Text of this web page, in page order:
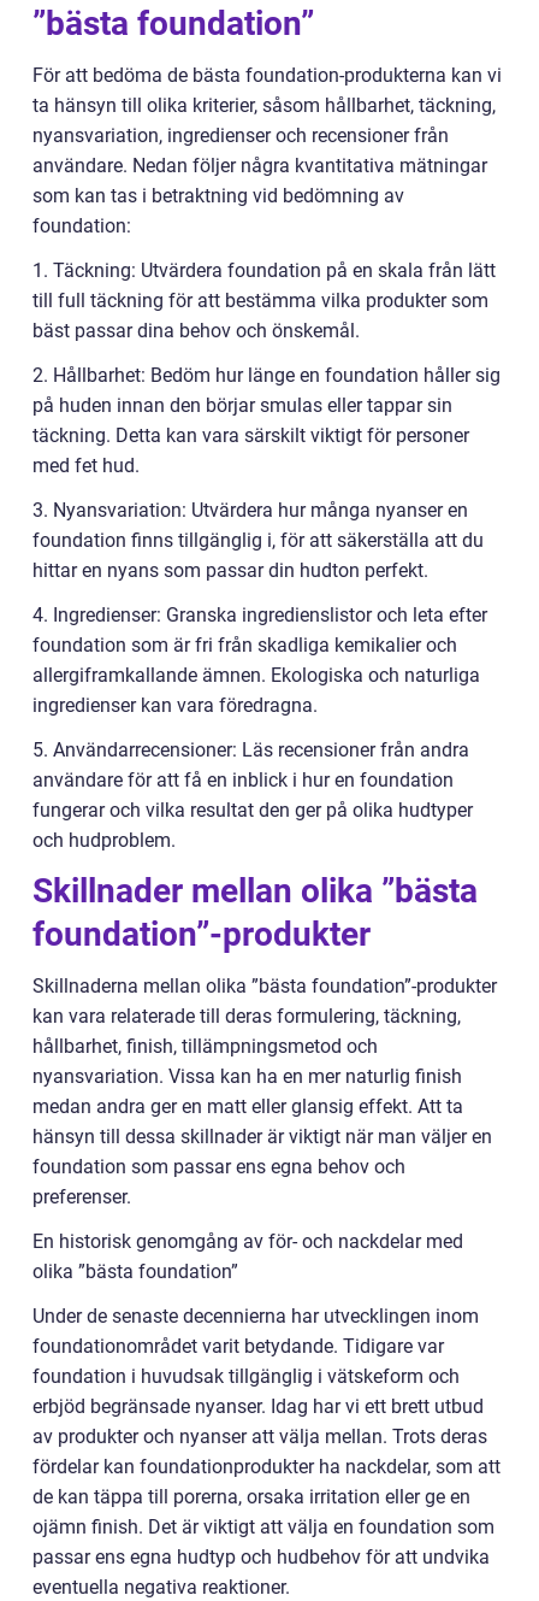
”bästa foundation”
För att bedöma de bästa foundation-produkterna kan vi
ta hänsyn till olika kriterier, såsom hållbarhet, täckning,
nyansvariation, ingredienser och recensioner från
användare. Nedan följer några kvantitativa mätningar
som kan tas i betraktning vid bedömning av
foundation:
1. Täckning: Utvärdera foundation på en skala från lätt
till full täckning för att bestämma vilka produkter som
bäst passar dina behov och önskemål.
2. Hållbarhet: Bedöm hur länge en foundation håller sig
på huden innan den börjar smulas eller tappar sin
täckning. Detta kan vara särskilt viktigt för personer
med fet hud.
3. Nyansvariation: Utvärdera hur många nyanser en
foundation finns tillgänglig i, för att säkerställa att du
hittar en nyans som passar din hudton perfekt.
4. Ingredienser: Granska ingredienslistor och leta efter
foundation som är fri från skadliga kemikalier och
allergiframkallande ämnen. Ekologiska och naturliga
ingredienser kan vara föredragna.
5. Användarrecensioner: Läs recensioner från andra
användare för att få en inblick i hur en foundation
fungerar och vilka resultat den ger på olika hudtyper
och hudproblem.
Skillnader mellan olika ”bästa
foundation”-produkter
Skillnaderna mellan olika ”bästa foundation”-produkter
kan vara relaterade till deras formulering, täckning,
hållbarhet, finish, tillämpningsmetod och
nyansvariation. Vissa kan ha en mer naturlig finish
medan andra ger en matt eller glansig effekt. Att ta
hänsyn till dessa skillnader är viktigt när man väljer en
foundation som passar ens egna behov och
preferenser.
En historisk genomgång av för- och nackdelar med
olika ”bästa foundation”
Under de senaste decennierna har utvecklingen inom
foundationområdet varit betydande. Tidigare var
foundation i huvudsak tillgänglig i vätskeform och
erbjöd begränsade nyanser. Idag har vi ett brett utbud
av produkter och nyanser att välja mellan. Trots deras
fördelar kan foundationprodukter ha nackdelar, som att
de kan täppa till porerna, orsaka irritation eller ge en
ojämn finish. Det är viktigt att välja en foundation som
passar ens egna hudtyp och hudbehov för att undvika
eventuella negativa reaktioner.